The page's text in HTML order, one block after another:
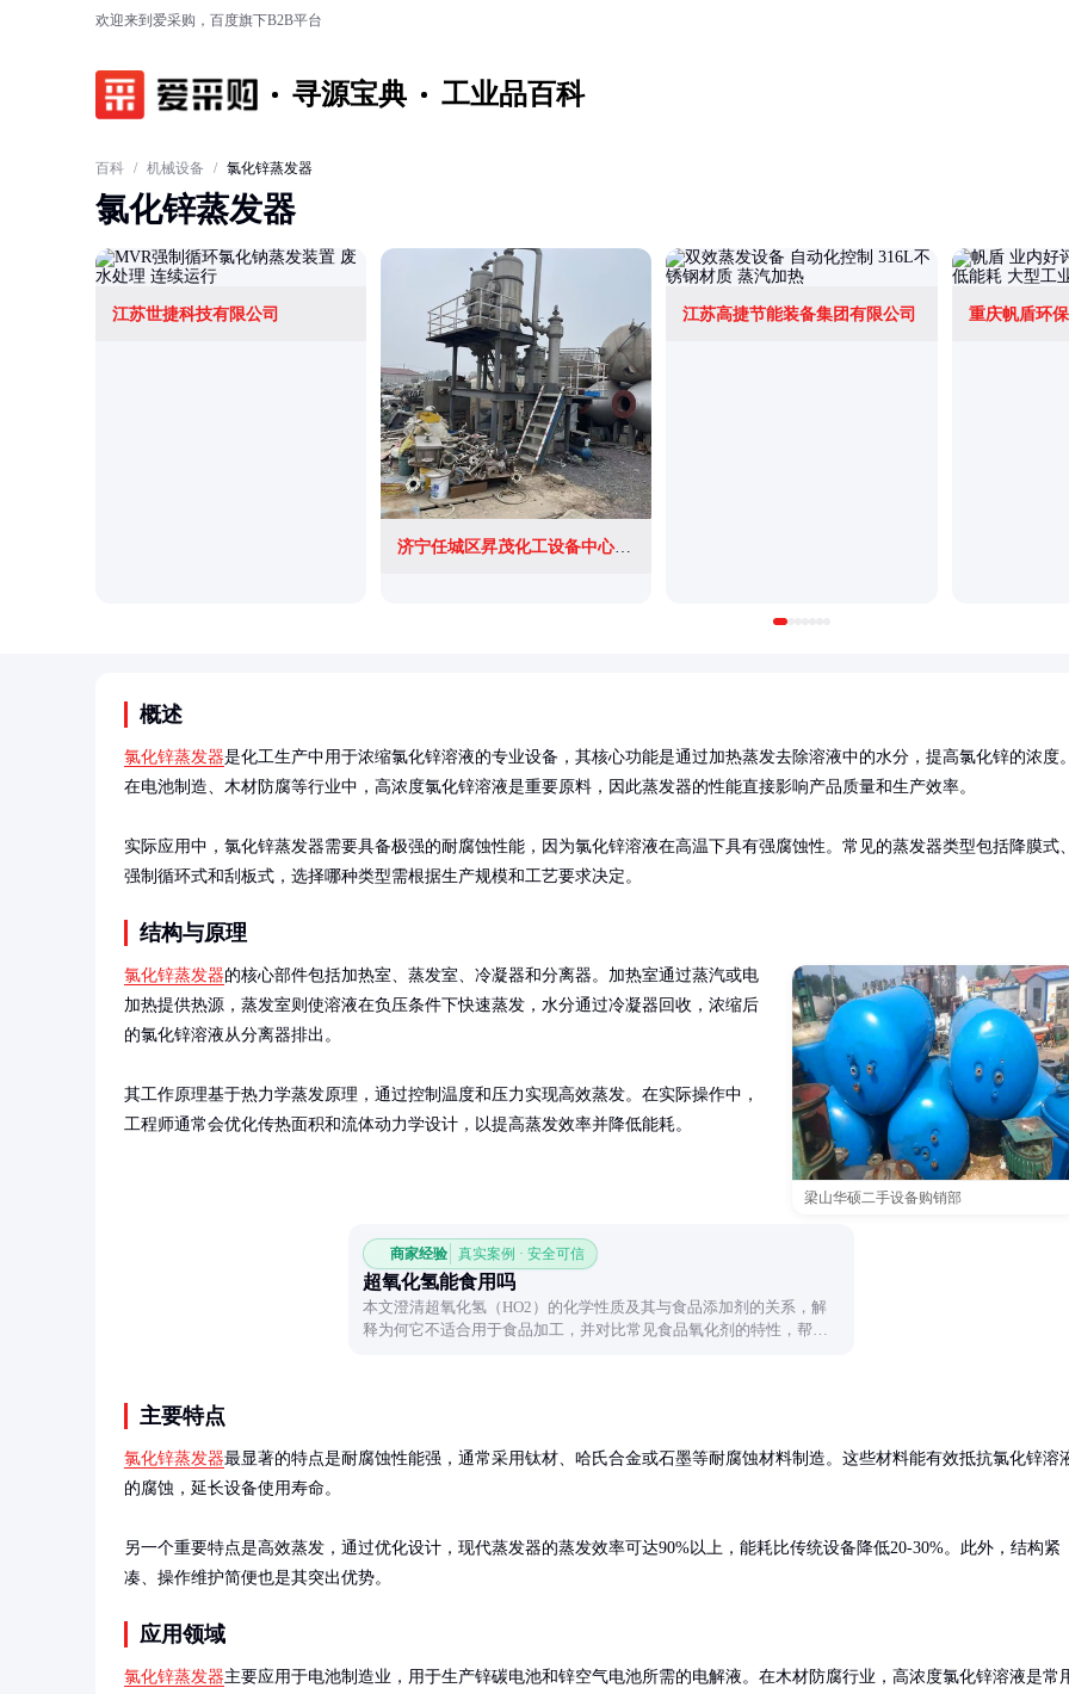
欢迎来到爱采购，百度旗下B2B平台
寻源宝典 工业品百科
百科 / 机械设备 / 氯化锌蒸发器
氯化锌蒸发器
江苏世捷科技有限公司
济宁任城区昇茂化工设备中心(个体工商户)
江苏高捷节能装备集团有限公司 重庆帆盾环
概述
氯化锌蒸发器是化工生产中用于浓缩氯化锌溶液的专业设备，其核心功能是通过加热蒸发去除溶液中的水分，提高氯化锌的浓度
在电池制造、木材防腐等行业中，高浓度氯化锌溶液是重要原料，因此蒸发器的性能直接影响产品质量和生产效率。
实际应用中，氯化锌蒸发器需要具备极强的耐腐蚀性能，因为氯化锌溶液在高温下具有强腐蚀性。常见的蒸发器类型包括降膜式
强制循环式和刮板式，选择哪种类型需根据生产规模和工艺要求决定。
结构与原理
梁山华硕二手设备购销部
氯化锌蒸发器的核心部件包括加热室、蒸发室、冷凝器和分离器。加热室通过蒸汽或电
加热提供热源，蒸发室则使溶液在负压条件下快速蒸发，水分通过冷凝器回收，浓缩后
的氯化锌溶液从分离器排出。
其工作原理基于热力学蒸发原理，通过控制温度和压力实现高效蒸发。在实际操作中，
工程师通常会优化传热面积和流体动力学设计，以提高蒸发效率并降低能耗。
商家经验 真实案例 · 安全可信
超氧化氢能食用吗
本文澄清超氧化氢（HO2）的化学性质及其与食品添加剂的关系，解
释为何它不适合用于食品加工，并对比常见食品氧化剂的特性，帮助
主要特点
氯化锌蒸发器最显著的特点是耐腐蚀性能强，通常采用钛材、哈氏合金或石墨等耐腐蚀材料制造。这些材料能有效抵抗氯化锌溶
的腐蚀，延长设备使用寿命。
另一个重要特点是高效蒸发，通过优化设计，现代蒸发器的蒸发效率可达90%以上，能耗比传统设备降低20-30%。此外，结构紧
凑、操作维护简便也是其突出优势。
应用领域
氯化锌蒸发器主要应用于电池制造业，用于生产锌碳电池和锌空气电池所需的电解液。在木材防腐行业，高浓度氯化锌溶液是常